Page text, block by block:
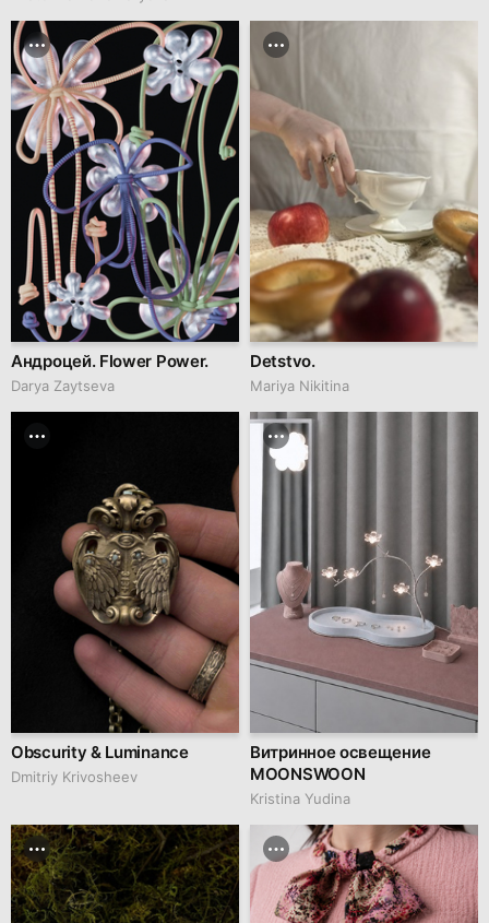
Андроцей. Flower Power.
Darya Zaytseva
Detstvo.
Mariya Nikitina
Obscurity & Luminance
Dmitriy Krivosheev
Витринное освещение
MOONSWOON
Kristina Yudina